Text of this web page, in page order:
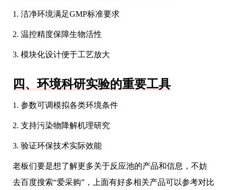
1. 洁净环境满足GMP标准要求
2. 温控精度保障生物活性
3. 模块化设计便于工艺放大
四、环境科研实验的重要工具
1. 参数可调模拟各类环境条件
2. 支持污染物降解机理研究
3. 验证环保技术实际效能
老板们要是想了解更多关于反应池的产品和信息，不妨
去百度搜索“爱采购”，上面有好多相关产品可以参考对比